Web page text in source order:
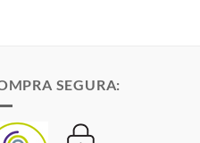
SEGURA: